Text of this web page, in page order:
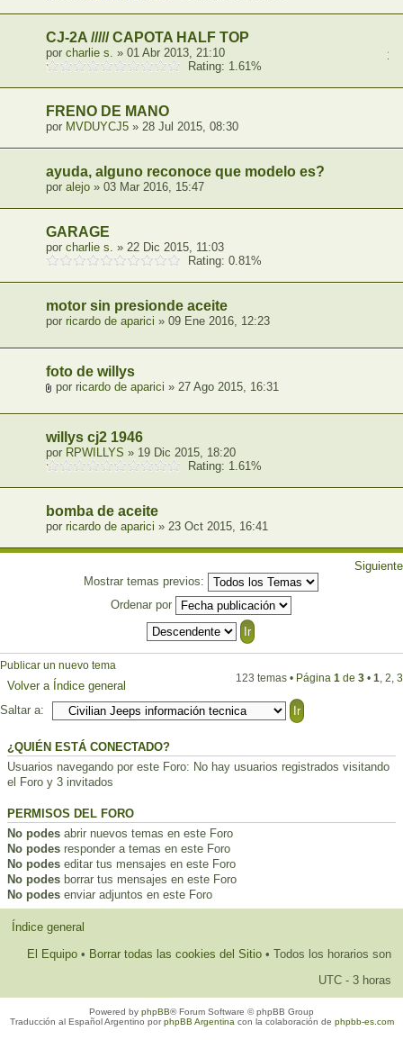
CJ-2A ///// CAPOTA HALF TOP
1
por charlie s. » 01 Abr 2013, 21:10
Rating: 1.61%
FRENO DE MANO
por MVDUYCJ5 » 28 Jul 2015, 08:30
ayuda, alguno reconoce que modelo es?
por alejo » 03 Mar 2016, 15:47
GARAGE
por charlie s. » 22 Dic 2015, 11:03
Rating: 0.81%
motor sin presionde aceite
por ricardo de aparici » 09 Ene 2016, 12:23
foto de willys
por ricardo de aparici » 27 Ago 2015, 16:31
willys cj2 1946
por RPWILLYS » 19 Dic 2015, 18:20
Rating: 1.61%
bomba de aceite
por ricardo de aparici » 23 Oct 2015, 16:41
Siguiente
Mostrar temas previos:
Ordenar por
Publicar un nuevo tema
123 temas • Página 1 de 3 • 1, 2, 3
Volver a Índice general
Saltar a:
¿QUIÉN ESTÁ CONECTADO?
Usuarios navegando por este Foro: No hay usuarios registrados visitando
el Foro y 3 invitados
PERMISOS DEL FORO
No podes abrir nuevos temas en este Foro
No podes responder a temas en este Foro
No podes editar tus mensajes en este Foro
No podes borrar tus mensajes en este Foro
No podes enviar adjuntos en este Foro
Índice general
El Equipo • Borrar todas las cookies del Sitio • Todos los horarios son
UTC - 3 horas
Powered by phpBB® Forum Software © phpBB Group
Traducción al Español Argentino porphpBB Argentina con la colaboración de phpbb-es.com